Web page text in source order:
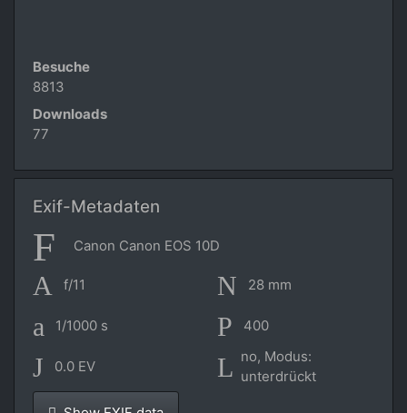
Besuche
8813
Downloads
77
Exif-Metadaten
Canon Canon EOS 10D
f/11 28 mm
1/1000 s 400
0.0 EV
no, Modus:
unterdrückt